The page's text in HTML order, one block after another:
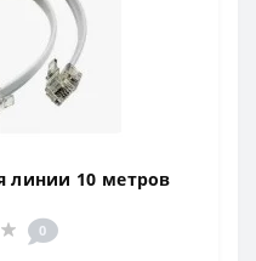
линии 10 метров
0